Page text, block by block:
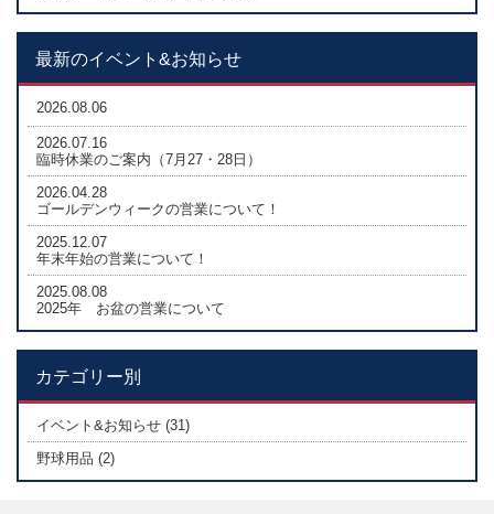
最新のイベント&お知らせ
2026.08.06
2026.07.16
臨時休業のご案内（7月27・28日）
2026.04.28
ゴールデンウィークの営業について！
2025.12.07
年末年始の営業について！
2025.08.08
2025年 お盆の営業について
カテゴリー別
イベント&お知らせ (31)
野球用品 (2)